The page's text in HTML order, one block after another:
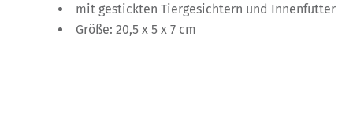
mit gestickten Tiergesichtern und Innenfutter
Größe: 20,5 x 5 x 7 cm